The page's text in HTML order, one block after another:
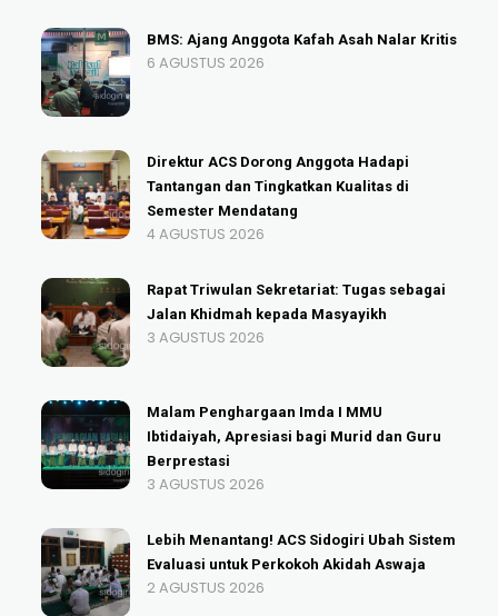
BMS: Ajang Anggota Kafah Asah Nalar Kritis
6 AGUSTUS 2026
Direktur ACS Dorong Anggota Hadapi
Tantangan dan Tingkatkan Kualitas di
Semester Mendatang
4 AGUSTUS 2026
Rapat Triwulan Sekretariat: Tugas sebagai
Jalan Khidmah kepada Masyayikh
3 AGUSTUS 2026
Malam Penghargaan Imda I MMU
Ibtidaiyah, Apresiasi bagi Murid dan Guru
Berprestasi
3 AGUSTUS 2026
Lebih Menantang! ACS Sidogiri Ubah Sistem
Evaluasi untuk Perkokoh Akidah Aswaja
2 AGUSTUS 2026